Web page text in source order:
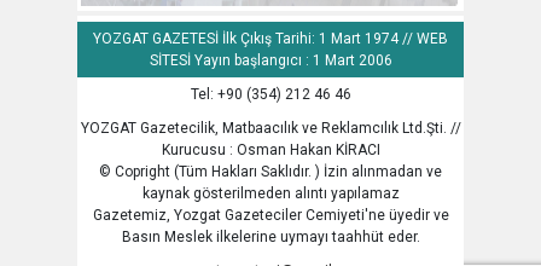
YOZGAT GAZETESİ İlk Çıkış Tarihi: 1 Mart 1974 // WEB
SİTESİ Yayın başlangıcı : 1 Mart 2006
Tel: +90 (354) 212 46 46
YOZGAT Gazetecilik, Matbaacılık ve Reklamcılık Ltd.Şti. //
Kurucusu : Osman Hakan KİRACI
© Copright (Tüm Hakları Saklıdır. ) İzin alınmadan ve
kaynak gösterilmeden alıntı yapılamaz
Gazetemiz, Yozgat Gazeteciler Cemiyeti'ne üyedir ve
Basın Meslek ilkelerine uymayı taahhüt eder.